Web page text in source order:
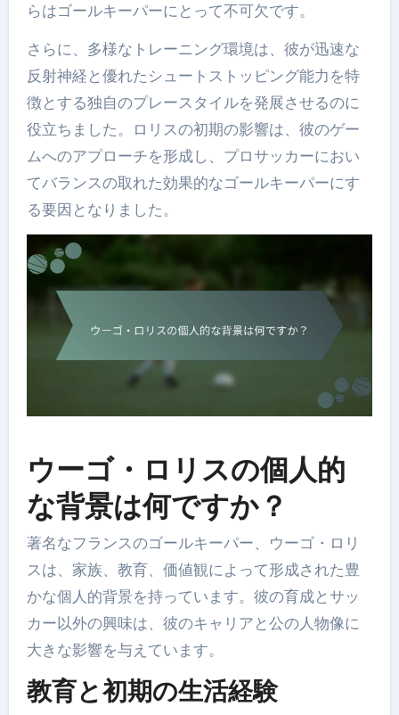
らはゴールキーパーにとって不可欠です。
さらに、多様なトレーニング環境は、彼が迅速な
反射神経と優れたシュートストッピング能力を特
徴とする独自のプレースタイルを発展させるのに
役立ちました。ロリスの初期の影響は、彼のゲー
ムへのアプローチを形成し、プロサッカーにおい
てバランスの取れた効果的なゴールキーパーにす
る要因となりました。
ウーゴ・ロリスの個人的
な背景は何ですか？
著名なフランスのゴールキーパー、ウーゴ・ロリ
スは、家族、教育、価値観によって形成された豊
かな個人的背景を持っています。彼の育成とサッ
カー以外の興味は、彼のキャリアと公の人物像に
大きな影響を与えています。
教育と初期の生活経験